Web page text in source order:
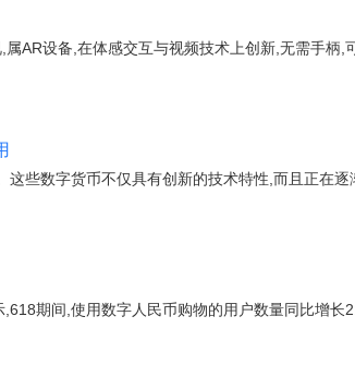
AR设备,在体感交互与视频技术上创新,无需手柄,
些数字货币不仅具有创新的技术特性,而且正在
期间,使用数字人民币购物的用户数量同比增长